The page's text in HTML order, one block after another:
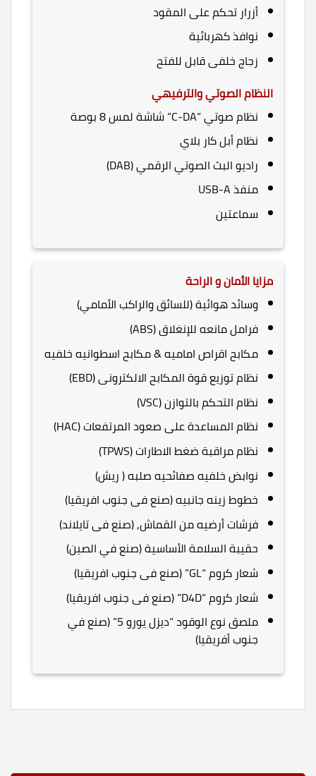
أزرار تحكم على المقود
نوافذ كهربائية
زجاج خلفى قابل للفتح
النظام الصوتي والترفيهي
نظام صوتي “C-DA” شاشة لمس 8 بوصة
نظام أبل كار بلاي
راديو البث الصوتي الرقمي (DAB)
منفذ USB-A
سماعتين
مزايا الأمان و الراحة
وسائد هوائية (للسائق والراكب الأمامي)
فرامل مانعه للإنغلاق (ABS)
مكابح اقراص اماميه & مكابح اسطوانيه خلفيه
نظام توزيع قوة المكابح الالكترونى (EBD)
نظام التحكم بالتوازن (VSC)
نظام المساعدة على صعود المرتفعات (HAC)
نظام مراقبة ضغط الاطارات (TPWS)
نوابض خلفيه صفائحيه صلبه ( ريش)
خطوط زينه جانبيه (صنع فى جنوب افريقيا)
فرشات أرضيه من القماش, (صنع فى تايلاند)
حقيبة السلامة الأساسية (صنع في الصين)
شعار كروم “GL” (صنع فى جنوب افريقيا)
شعار كروم “D4D” (صنع فى جنوب افريقيا)
ملصق نوع الوقود “ديزل يورو 5” (صنع في
جنوب أفريقيا)